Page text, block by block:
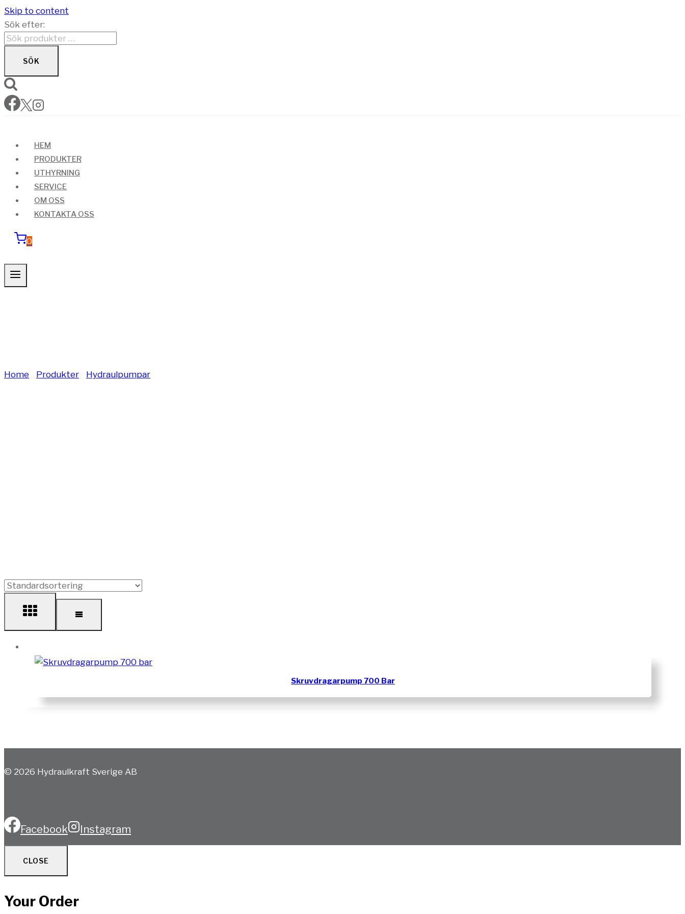
Skip to content
Sök efter:
SÖK
HEM
PRODUKTER
UTHYRNING
SERVICE
OM OSS
KONTAKTA OSS
0
Home Produkter Hydraulpumpar
Skruvdragarpump 700 Bar
© 2026 Hydraulkraft Sverige AB
Facebook Instagram
CLOSE
Your Order